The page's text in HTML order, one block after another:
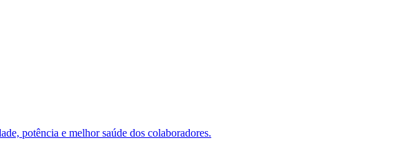
potência e melhor saúde dos colaboradores.